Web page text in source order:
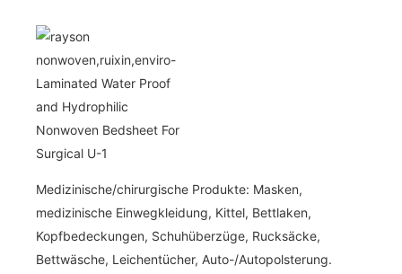
Medizinische/chirurgische Produkte: Masken,
medizinische Einwegkleidung, Kittel, Bettlaken,
Kopfbedeckungen, Schuhüberzüge, Rucksäcke,
Bettwäsche, Leichentücher, Auto-/Autopolsterung.